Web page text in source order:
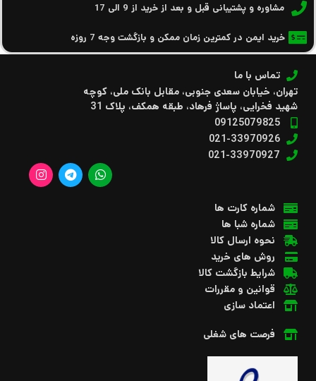
مشاوره و پشتیبانی قبل و بعد از خرید از 9 الی 17
خرید ایمن در کمترین زمان ممکن و بازگشت وجه 7 روزه
تماس با ما
تهران، خیابان سعدی جنوبی، مقابل بانک ملی، کوچه
شهید فخرایی، پاساژ فرهاد، طبقه همکف، پلاک 31
09125079825
021-33970926
021-33970927
شماره کارت ها
شماره شبا ها
نحوه ارسال کالا
روش های خرید
شرایط بازگشت کالا
قوانین و مقررات
اعتماد سازی
فرصت های شغلی